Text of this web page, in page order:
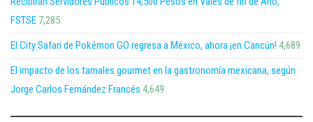
FSTSE 7,285
El City Safari de Pokémon GO regresa a México, ahora ¡en Cancún! 4,689
El impacto de los tamales gourmet en la gastronomía mexicana, según
Jorge Carlos Fernández Francés 4,649